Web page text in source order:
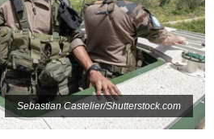
Sebastian Castelier/Shutterstock.com